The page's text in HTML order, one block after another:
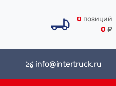
0 позиций
0 ₽
info@intertruck.ru